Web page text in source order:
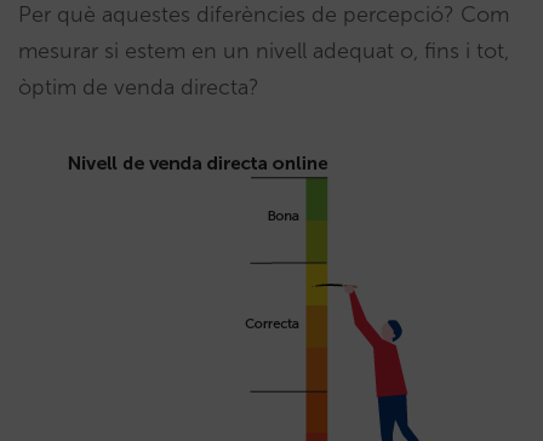
Per què aquestes diferències de percepció? Com
mesurar si estem en un nivell adequat o, fins i tot,
òptim de venda directa?